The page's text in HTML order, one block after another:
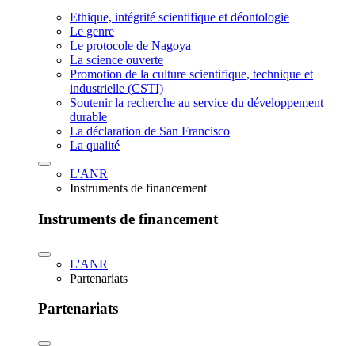
Ethique, intégrité scientifique et déontologie
Le genre
Le protocole de Nagoya
La science ouverte
Promotion de la culture scientifique, technique et
industrielle (CSTI)
Soutenir la recherche au service du développement
durable
La déclaration de San Francisco
La qualité
L'ANR
Instruments de financement
Instruments de financement
L'ANR
Partenariats
Partenariats